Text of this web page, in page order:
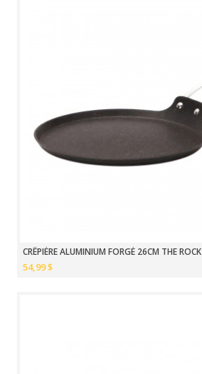
CRÊPIÈRE ALUMINIUM FORGÉ 26CM THE ROCK
54,99 $